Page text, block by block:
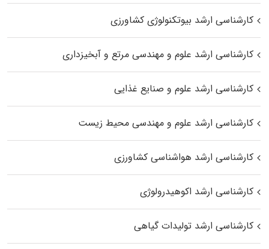
کارشناسی ارشد بیوتکنولوژی کشاورزی
کارشناسی ارشد علوم و مهندسی مرتع و آبخیزداری
کارشناسی ارشد علوم و صنایع غذایی
کارشناسی ارشد علوم و مهندسی محیط زیست
کارشناسی ارشد هواشناسی کشاورزی
کارشناسی ارشد اکوهیدرولوژی
کارشناسی ارشد تولیدات گیاهی